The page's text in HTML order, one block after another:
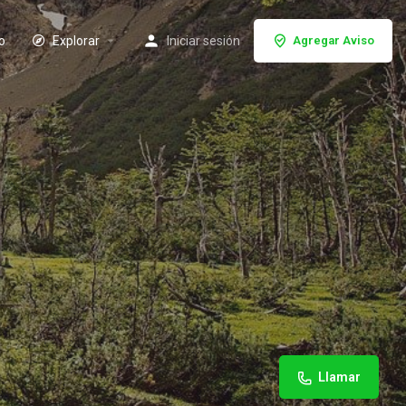
Explorar Iniciar sesión Agregar Aviso
Llamar